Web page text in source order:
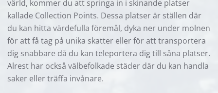
värld, kommer du att springa in i skinande platser
kallade Collection Points. Dessa platser är ställen där
du kan hitta värdefulla föremål, dyka ner under molnen
för att få tag på unika skatter eller för att transportera
dig snabbare då du kan teleportera dig till såna platser.
Alrest har också välbefolkade städer där du kan handla
saker eller träffa invånare.